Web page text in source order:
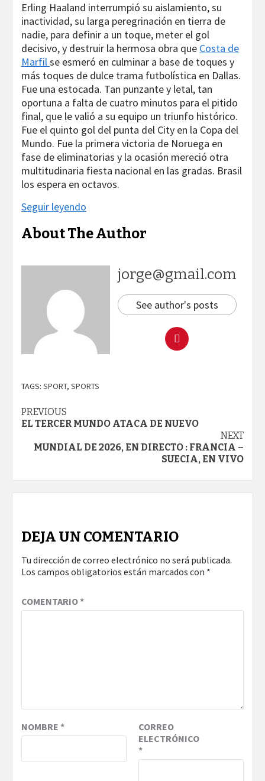
Erling Haaland interrumpió su aislamiento, su
inactividad, su larga peregrinación en tierra de
nadie, para definir a un toque, meter el gol
decisivo, y destruir la hermosa obra que Costa de
Marfilse esmeró en culminar a base de toques y
más toques de dulce trama futbolística en Dallas.
Fue una estocada. Tan punzante y letal, tan
oportuna a falta de cuatro minutos para el pitido
final, que le valió a su equipo un triunfo histórico.
Fue el quinto gol del punta del City en la Copa del
Mundo. Fue la primera victoria de Noruega en
fase de eliminatorias y la ocasión mereció otra
multitudinaria fiesta nacional en las gradas. Brasil
los espera en octavos.
Seguir leyendo
About The Author
jorge@gmail.com
See author's posts
TAGS: SPORT, SPORTS
Continue
PREVIOUS
EL TERCER MUNDO ATACA DE NUEVO
NEXT
MUNDIAL DE 2026, EN DIRECTO : FRANCIA –
SUECIA, EN VIVO
DEJA UN COMENTARIO
Tu dirección de correo electrónico no será publicada.
Los campos obligatorios están marcados con *
COMENTARIO*
NOMBRE *
CORREO
ELECTRÓNICO
*